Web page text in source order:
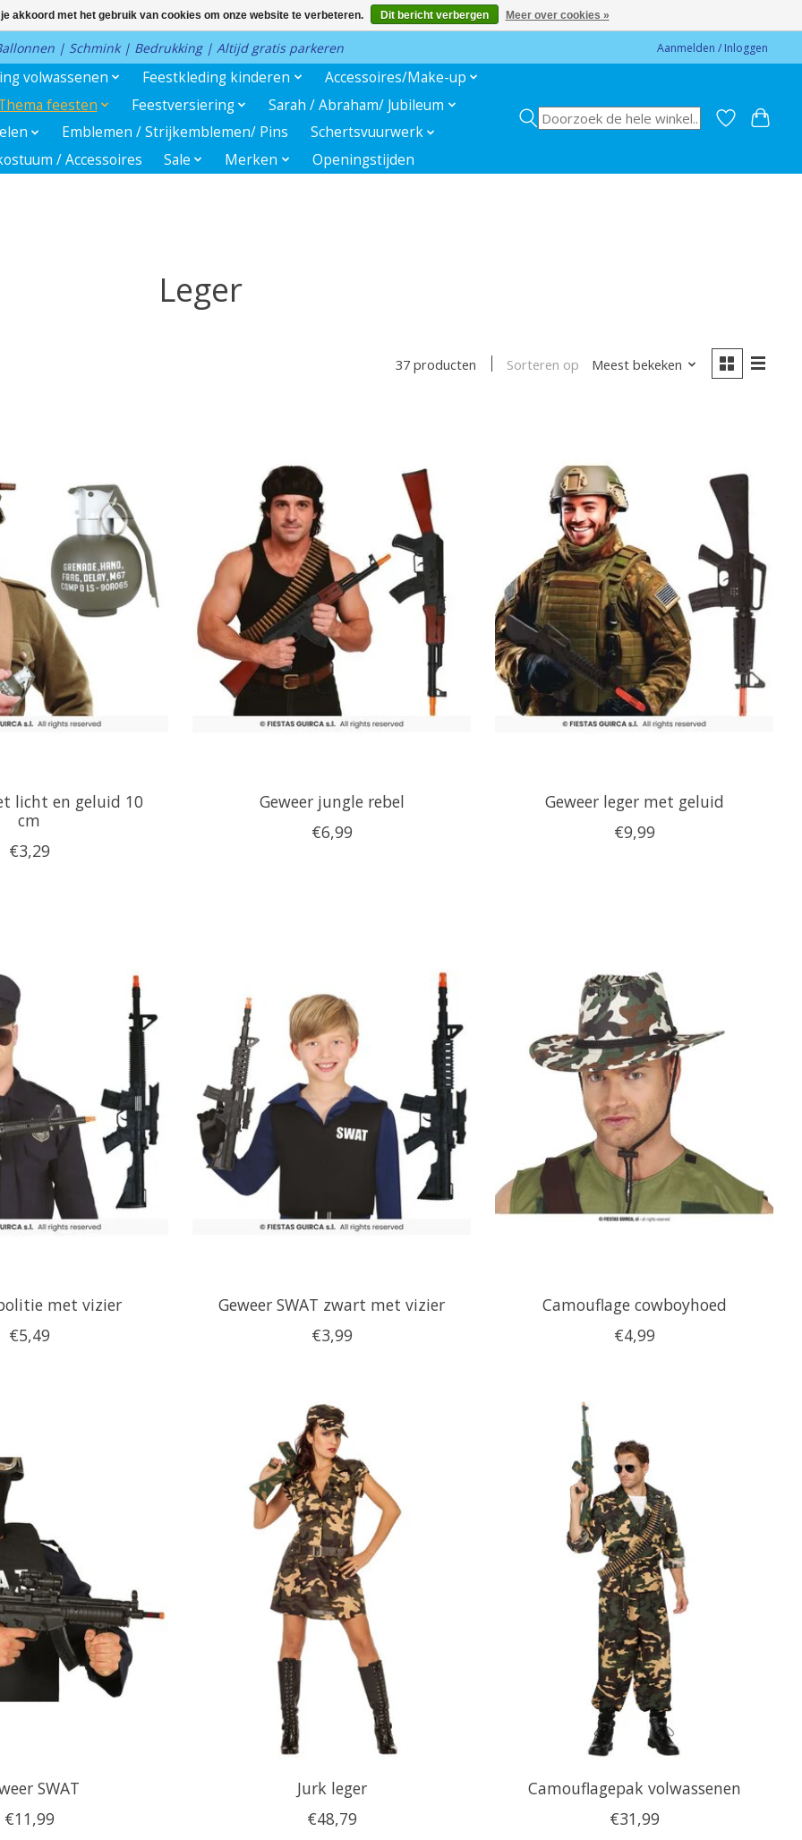
| Schmink | Bedrukking | Altijd gratis parkeren Aanmelden / Inloggen
volwassenen Feestkleding kinderen
Accessoires/Make-up
feesten
Feestversiering
Sarah / Abraham/ Jubileum
Emblemen / Strijkemblemen/ Pins
Schertsvuurwerk
/ Accessoires
Sale Merken Openingstijden
Leger
37 producten Sorteren op Meest bekeken
licht en geluid 10
cm
€3,29
Geweer jungle rebel
€6,99
Geweer leger met geluid
€9,99
met vizier
€5,49
Geweer SWAT zwart met vizier
€3,99
Camouflage cowboyhoed
€4,99
SWAT
€11,99
Jurk leger
€48,79
Camouflagepak volwassenen
€31,99
akkoord met het gebruik van cookies om onze website te verbeteren. Dit bericht verbergen Meer over cookies »